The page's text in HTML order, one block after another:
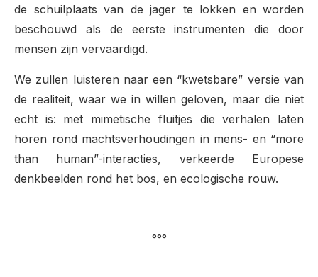
de schuilplaats van de jager te lokken en worden
beschouwd als de eerste instrumenten die door
mensen zijn vervaardigd.
We zullen luisteren naar een “kwetsbare” versie van
de realiteit, waar we in willen geloven, maar die niet
echt is: met mimetische fluitjes die verhalen laten
horen rond machtsverhoudingen in mens- en “more
than human”-interacties, verkeerde Europese
denkbeelden rond het bos, en ecologische rouw.
°°°